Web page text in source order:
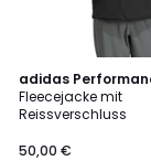
adidas
Fleecejacke mit
Reissverschluss
50,00 €
4,8
/ 5
2
Farben